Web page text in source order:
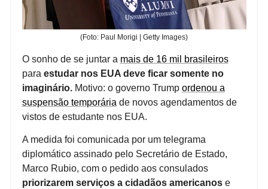
(Foto: Paul Morigi | Getty Images)
O sonho de se juntar a mais de 16 mil brasileiros
para estudar nos EUA deve ficar somente no
imaginário.Motivo: o governo Trump ordenou a
suspensão temporária de novos agendamentos de
vistos de estudante nos EUA.
A medida foi comunicada por um telegrama
diplomático assinado pelo Secretário de Estado,
Marco Rubio, com o pedido aos consulados
priorizarem serviços a cidadãos americanose